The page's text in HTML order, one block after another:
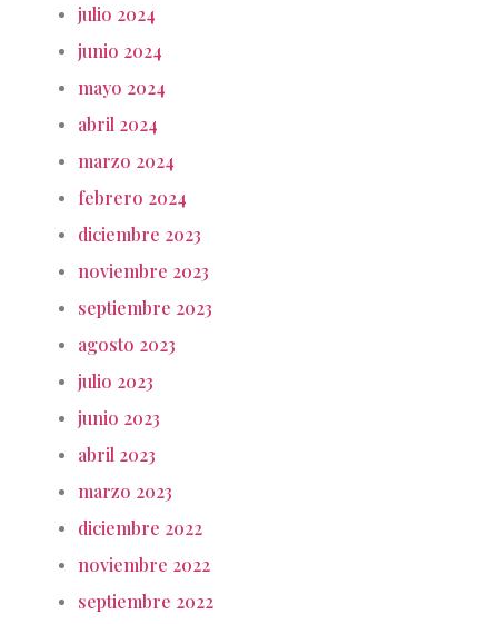
julio 2024
junio 2024
mayo 2024
abril 2024
marzo 2024
febrero 2024
diciembre 2023
noviembre 2023
septiembre 2023
agosto 2023
julio 2023
junio 2023
abril 2023
marzo 2023
diciembre 2022
noviembre 2022
septiembre 2022